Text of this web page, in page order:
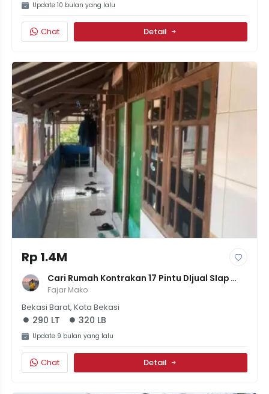
Update 10 bulan yang lalu
Chat Detail
Rp 1.4M
Cari Rumah Kontrakan 17 Pintu DIjual SIap
Huni Di Kranji Bekasi
Fajar Mako
Bekasi Barat, Kota Bekasi
290 LT 320 LB
Update 9 bulan yang lalu
Chat Detail